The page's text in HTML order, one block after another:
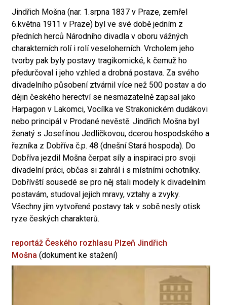
Jindřich Mošna (nar. 1.srpna 1837 v Praze, zemřel
6.května 1911 v Praze) byl ve své době jedním z
předních herců Národního divadla v oboru vážných
charakterních rolí i rolí veseloherních. Vrcholem jeho
tvorby pak byly postavy tragikomické, k čemuž ho
předurčoval i jeho vzhled a drobná postava. Za svého
divadelního působení ztvárnil více než 500 postav a do
dějin českého herectví se nesmazatelně zapsal jako
Harpagon v Lakomci, Vocílka ve Strakonickém dudákovi
nebo principál v Prodané nevěstě. Jindřich Mošna byl
ženatý s Josefínou Jedličkovou, dcerou hospodského a
řezníka z Dobříva č.p. 48 (dnešní Stará hospoda). Do
Dobříva jezdil Mošna čerpat síly a inspiraci pro svoji
divadelní práci, občas si zahrál i s místními ochotníky.
Dobřívští sousedé se pro něj stali modely k divadelním
postavám, studoval jejich mravy, vztahy a zvyky.
Všechny jím vytvořené postavy tak v sobě nesly otisk
ryze českých charakterů.
reportáž Českého rozhlasu Plzeň Jindřich
Mošna (dokument ke stažení)